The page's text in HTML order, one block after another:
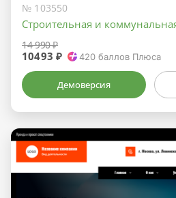
№ 103550
Строительная и
14 990 ₽
10493 ₽ 420 баллов Плюса
Демоверсия